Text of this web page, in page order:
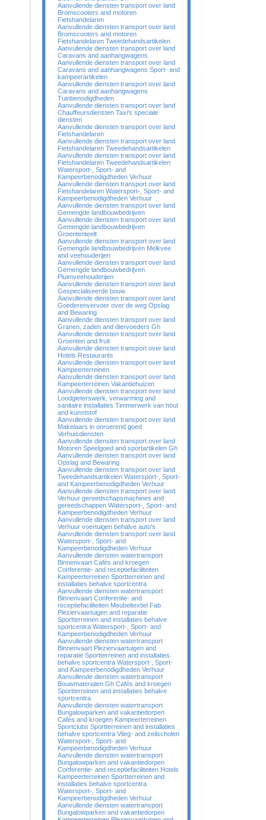
Aanvullende diensten transport over land
Bromscooters and motoren
Fietshandelaren
Aanvullende diensten transport over land
Bromscooters and motoren
Fietshandelaren Tweedehandsartikelen
Aanvullende diensten transport over land
Caravans and aanhangwagens
Aanvullende diensten transport over land
Caravans and aanhangwagens Sport- and
kampeerartikelen
Aanvullende diensten transport over land
Caravans and aanhangwagens
Tuinbenodigdheden
Aanvullende diensten transport over land
Chauffeursdiensten Taxi's speciale
diensten
Aanvullende diensten transport over land
Fietshandelaren
Aanvullende diensten transport over land
Fietshandelaren Tweedehandsartikelen
Aanvullende diensten transport over land
Fietshandelaren Tweedehandsartikelen
Watersport-, Sport- and
Kampeerbenodigdheden Verhuur
Aanvullende diensten transport over land
Fietshandelaren Watersport-, Sport- and
Kampeerbenodigdheden Verhuur
Aanvullende diensten transport over land
Gemengde landbouwbedrijven
Aanvullende diensten transport over land
Gemengde landbouwbedrijven
Groententeelt
Aanvullende diensten transport over land
Gemengde landbouwbedrijven Melkvee
and veehouderijen
Aanvullende diensten transport over land
Gemengde landbouwbedrijven
Pluimveehouderijen
Aanvullende diensten transport over land
Gespecialiseerde bouw
Aanvullende diensten transport over land
Goederenvervoer over de weg Opslag
and Bewaring
Aanvullende diensten transport over land
Granen, zaden and diervoeders Gh
Aanvullende diensten transport over land
Groenten and fruit
Aanvullende diensten transport over land
Hotels Restaurants
Aanvullende diensten transport over land
Kampeerterreinen
Aanvullende diensten transport over land
Kampeerterreinen Vakantiehuizen
Aanvullende diensten transport over land
Loodgieterswerk, verwarming and
sanitaire installaties Timmerwerk van hout
and kunststof
Aanvullende diensten transport over land
Makelaars in onroerend goed
Verhuisdiensten
Aanvullende diensten transport over land
Motoren Speelgoed and sportartikelen Gh
Aanvullende diensten transport over land
Opslag and Bewaring
Aanvullende diensten transport over land
Tweedehandsartikelen Watersport-, Sport-
and Kampeerbenodigdheden Verhuur
Aanvullende diensten transport over land
Verhuur gereedschapsmachines and
gereedschappen Watersport-, Sport- and
Kampeerbenodigdheden Verhuur
Aanvullende diensten transport over land
Verhuur voertuigen behalve auto's
Aanvullende diensten transport over land
Watersport-, Sport- and
Kampeerbenodigdheden Verhuur
Aanvullende diensten watertransport
Binnenvaart Cafés and kroegen
Conferentie- and receptiefaciliteiten
Kampeerterreinen Sportterreinen and
installaties behalve sportcentra
Aanvullende diensten watertransport
Binnenvaart Conferentie- and
receptiefaciliteiten Meubeltextiel Fab
Pleziervaartuigen and reparatie
Sportterreinen and installaties behalve
sportcentra Watersport-, Sport- and
Kampeerbenodigdheden Verhuur
Aanvullende diensten watertransport
Binnenvaart Pleziervaartuigen and
reparatie Sportterreinen and installaties
behalve sportcentra Watersport-, Sport-
and Kampeerbenodigdheden Verhuur
Aanvullende diensten watertransport
Bouwmaterialen Gh Cafés and kroegen
Sportterreinen and installaties behalve
sportcentra
Aanvullende diensten watertransport
Bungalowparken and vakantiedorpen
Cafés and kroegen Kampeerterreinen
Sportclubs Sportterreinen and installaties
behalve sportcentra Vlieg- and zeilscholen
Watersport-, Sport- and
Kampeerbenodigdheden Verhuur
Aanvullende diensten watertransport
Bungalowparken and vakantiedorpen
Conferentie- and receptiefaciliteiten Hotels
Kampeerterreinen Sportterreinen and
installaties behalve sportcentra
Watersport-, Sport- and
Kampeerbenodigdheden Verhuur
Aanvullende diensten watertransport
Bungalowparken and vakantiedorpen